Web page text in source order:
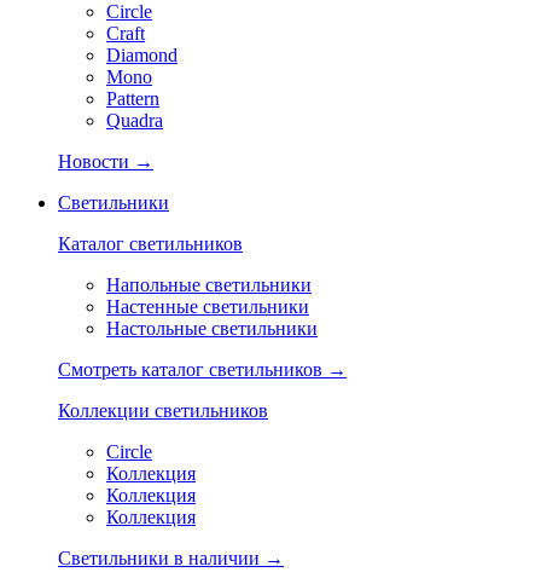
Circle
Craft
Diamond
Mono
Pattern
Quadra
Новости →
Светильники
Каталог светильников
Напольные светильники
Настенные светильники
Настольные светильники
Смотреть каталог светильников →
Коллекции светильников
Circle
Коллекция
Коллекция
Коллекция
Светильники в наличии →